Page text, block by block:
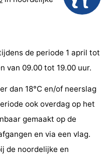
de periode 1 april tot
van 09.00 tot 19.00 uur.
dan 18°C en/of neerslag
ook overdag op het
gemaakt op de
en via een vlag.
de noordelijke en